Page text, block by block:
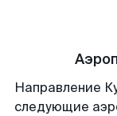
Направление
следующие